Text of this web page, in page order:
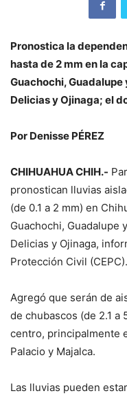
Pronostica la
hasta de 2 mm en la
Guachochi,
Delicias y Ojinaga; el
Por Denisse PÉREZ
CHIHUAHUA CHIH.-
pronostican lluvias
(de 0.1 a 2 mm) en
Guachochi, Guadalupe
Delicias y Ojinaga,
Protección Civil (CEPC).
Agregó que serán de
de chubascos (de 2.1
centro, principalmente
Palacio y Majalca.
Las lluvias pueden